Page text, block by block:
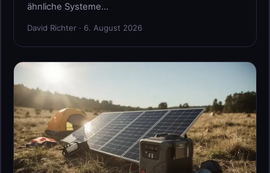
ähnliche Systeme…
David Richter · 6. August 2026